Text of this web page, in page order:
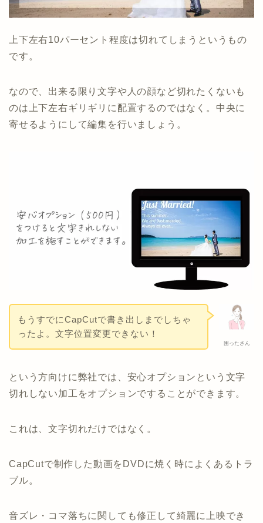
上下左右10パーセント程度は切れてしまうというもの
です。
なので、出来る限り文字や人の顔など切れたくないも
のは上下左右ギリギリに配置するのではなく。中央に
寄せるようにして編集を行いましょう。
困ったさん
もうすでにCapCutで書き出しまでしちゃ
ったよ。文字位置変更できない！
という方向けに弊社では、安心オプションという文字
切れしない加工をオプションですることができます。
これは、文字切れだけではなく。
CapCutで制作した動画をDVDに焼く時によくあるトラ
ブル。
音ズレ・コマ落ちに関しても修正して綺麗に上映でき